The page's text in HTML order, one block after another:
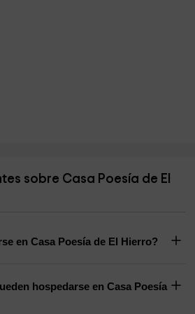
sobre Casa Poesía de El
en Casa Poesía de El Hierro?
hospedarse en Casa Poesía